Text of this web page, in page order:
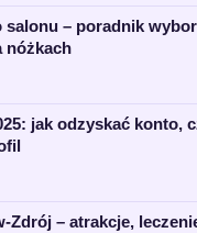
salonu – poradnik
nóżkach
jak odzyskać konto,
Zdrój – atrakcje,